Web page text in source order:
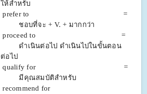
ให้สำหรับ
prefer to =
ชอบที่จะ + V. + มากกว่า
proceed to =
ดำเนินต่อไป ดำเนินไปในขั้นตอน
ต่อไป
qualify for =
มีคุณสมบัติสำหรับ
recommend for